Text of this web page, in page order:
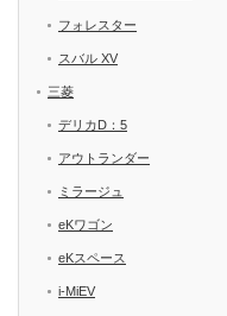
フォレスター
スバル XV
三菱
デリカD：5
アウトランダー
ミラージュ
eKワゴン
eKスペース
i-MiEV